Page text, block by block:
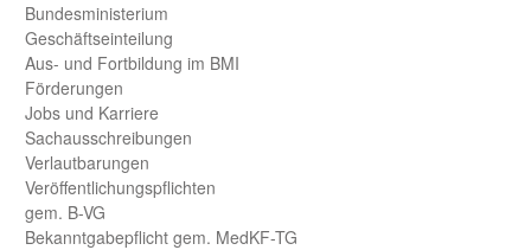
Bundes­ministerium
Geschäfts­einteilung
Aus- und Fortbildung im BMI
Förderungen
Jobs und Karriere
Sachaus­schreibungen
Verlautbarungen
Veröffentlichungspflichten
gem. B-VG
Bekanntgabepflicht gem. MedKF-TG